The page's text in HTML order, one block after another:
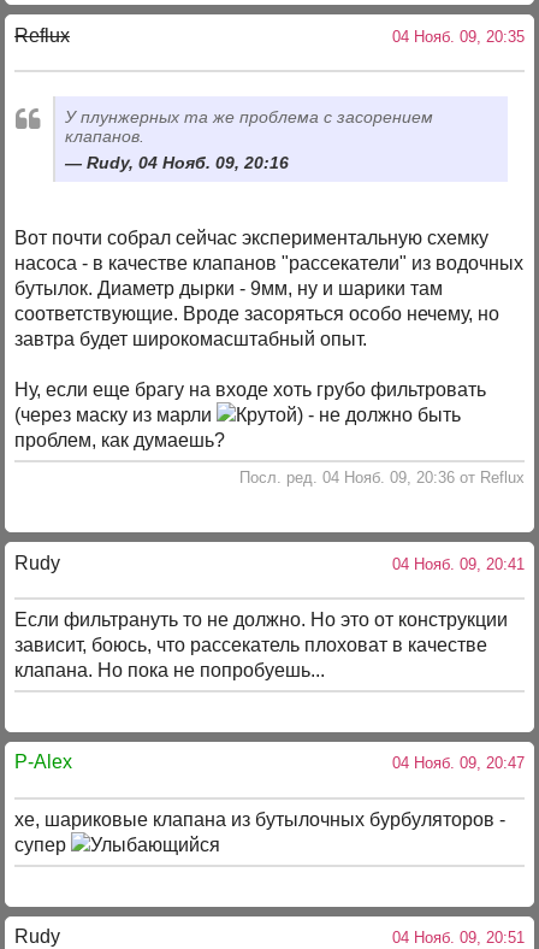
Reflux 04 Нояб. 09, 20:35
У плунжерных та же проблема с засорением
клапанов.
Rudy, 04 Нояб. 09, 20:16
Вот почти собрал сейчас экспериментальную схемку
насоса - в качестве клапанов "рассекатели" из водочных
бутылок. Диаметр дырки - 9мм, ну и шарики там
соответствующие. Вроде засоряться особо нечему, но
завтра будет широкомасштабный опыт.
Ну, если еще брагу на входе хоть грубо фильтровать
(через маску из марли
) - не должно быть
проблем, как думаешь?
Посл. ред. 04 Нояб. 09, 20:36 от Reflux
Rudy 04 Нояб. 09, 20:41
Если фильтрануть то не должно. Но это от конструкции
зависит, боюсь, что рассекатель плоховат в качестве
клапана. Но пока не попробуешь...
P-Alex 04 Нояб. 09, 20:47
хе, шариковые клапана из бутылочных бурбуляторов -
супер
Rudy 04 Нояб. 09, 20:51